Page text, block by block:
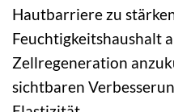
Hautbarriere zu
Feuchtigkeitshaushalt
Zellregeneration
sichtbaren